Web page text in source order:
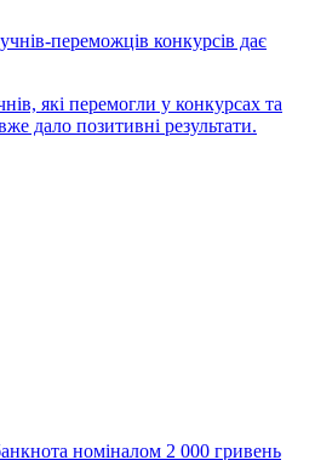
переможців конкурсів дає
які перемогли у конкурсах та
дало позитивні результати.
номіналом 2 000 гривень